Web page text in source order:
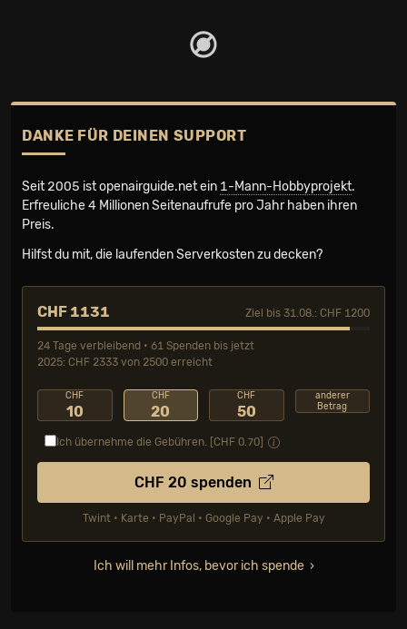
DANKE FÜR DEINEN SUPPORT
Seit 2005 ist openairguide.net ein 1-Mann-Hobbyprojekt.
Erfreuliche 4 Millionen Seiten­aufrufe pro Jahr haben ihren
Preis.
Hilfst du mit, die laufenden Serverkosten zu decken?
CHF 1131 Ziel bis 31.08.: CHF 1200
24 Tage verbleibend • 61 Spenden bis jetzt
2025: CHF 2333 von 2500 erreicht
CHF
10
CHF
20
CHF
50
anderer
Betrag
Ich übernehme die Gebühren. [CHF 0.70
CHF 20 spenden
Twint • Karte • PayPal • Google Pay • Apple Pay
Ich will mehr Infos, bevor ich spende